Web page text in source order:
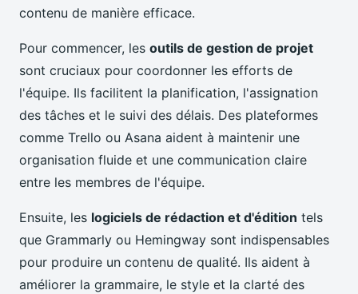
contenu de manière efficace.
Pour commencer, les outils de gestion de projet
sont cruciaux pour coordonner les efforts de
l'équipe. Ils facilitent la planification, l'assignation
des tâches et le suivi des délais. Des plateformes
comme Trello ou Asana aident à maintenir une
organisation fluide et une communication claire
entre les membres de l'équipe.
Ensuite, les logiciels de rédaction et d'édition tels
que Grammarly ou Hemingway sont indispensables
pour produire un contenu de qualité. Ils aident à
améliorer la grammaire, le style et la clarté des